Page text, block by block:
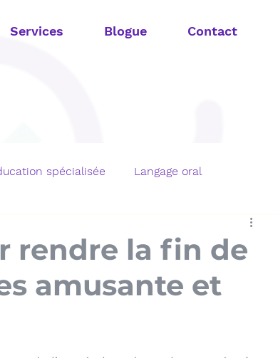
Services Blogue Contact
spécialisée Langage oral
TOM et apnée du sommeil
rendre la fin de
amusante et